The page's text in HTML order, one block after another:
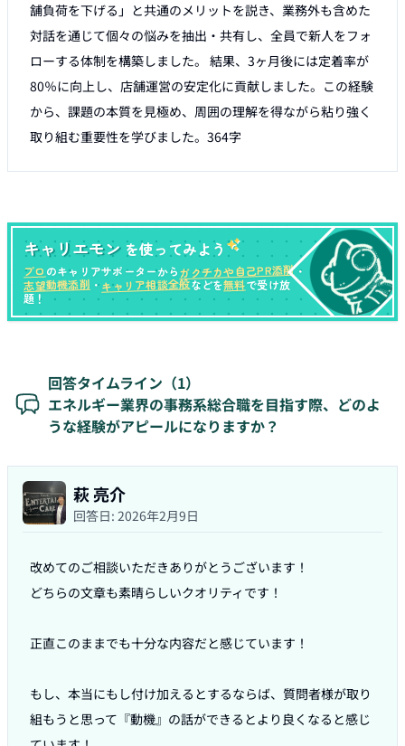
舗負荷を下げる」と共通のメリットを説き、業務外も含めた
対話を通じて個々の悩みを抽出・共有し、全員で新人をフォ
ローする体制を構築しました。 結果、3ヶ月後には定着率が
80％に向上し、店舗運営の安定化に貢献しました。この経験
から、課題の本質を見極め、周囲の理解を得ながら粘り強く
取り組む重要性を学びました。364字
キャリエモン を使ってみよう
プロ のキャリアサポーターからガクチカや自己PR添削・
志望動機添削 ・キャリア相談全般などを無料で受け放
題！
回答タイムライン（1）
エネルギー業界の事務系総合職を目指す際、どのよ
うな経験がアピールになりますか？
萩 亮介
回答日: 2026年2月9日
改めてのご相談いただきありがとうございます！
どちらの文章も素晴らしいクオリティです！
正直このままでも十分な内容だと感じています！
もし、本当にもし付け加えるとするならば、質問者様が取り
組もうと思って『動機』の話ができるとより良くなると感じ